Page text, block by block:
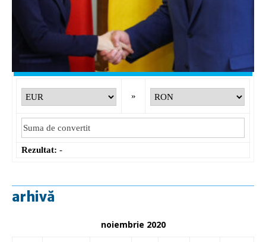
USD: 4,5329 RON
-0,0255 ▼
CHF: 5,6092 RON
: 6,1178 RON
Convertor valutar
»
Rezultat: -
arhivă
noiembrie 2020